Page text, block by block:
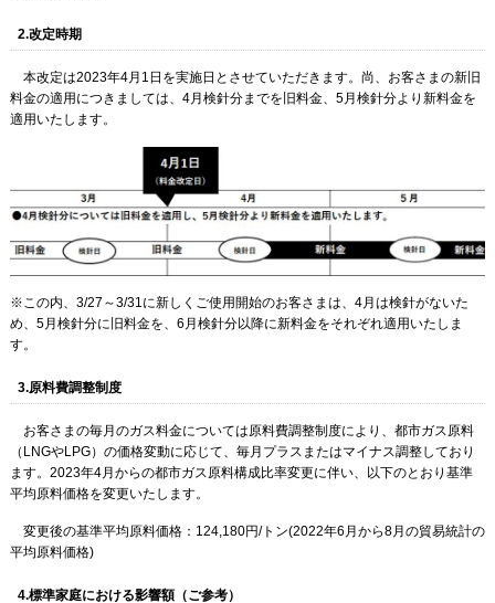
2.改定時期
本改定は2023年4月1日を実施日とさせていただきます。尚、お客さまの新旧
料金の適用につきましては、4月検針分までを旧料金、5月検針分より新料金を
適用いたします。
※この内、3/27～3/31に新しくご使用開始のお客さまは、4月は検針がないた
め、5月検針分に旧料金を、6月検針分以降に新料金をそれぞれ適用いたしま
す。
3.原料費調整制度
お客さまの毎月のガス料金については原料費調整制度により、都市ガス原料
（LNGやLPG）の価格変動に応じて、毎月プラスまたはマイナス調整しており
ます。2023年4月からの都市ガス原料構成比率変更に伴い、以下のとおり基準
平均原料価格を変更いたします。
変更後の基準平均原料価格：124,180円/トン(2022年6月から8月の貿易統計の
平均原料価格)
4.標準家庭における影響額（ご参考）